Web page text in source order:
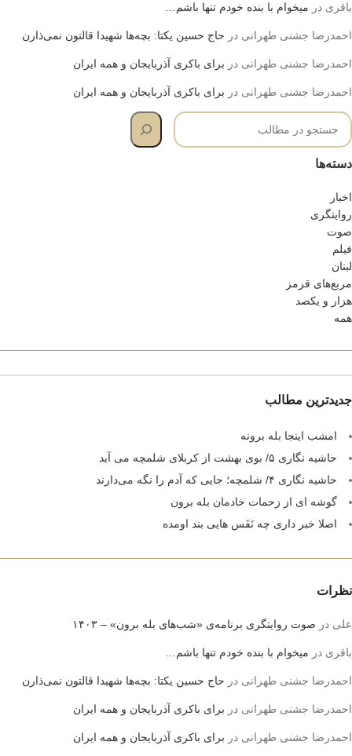
باقری در میخوام با بنده خودم تنها باشم…
احمدرضا جشنی طهرانی در حاج حسین یکتا: بچه‌ها شهیدا قالتون نمی‌ذارن
احمدرضا جشنی طهرانی در برای باکری آذربایجان و همه ایران
احمدرضا جشنی طهرانی در برای باکری آذربایجان و همه ایران
دسته‌ها
اخبار
روایتگری
صوت
فیلم
لبنان
مربع‌های قرمز
هزار و یکصد
همه
جدیدترین مطالب
امشب اینجا بله برونه
حاشیه نگاری ۵/ بوی بهشت از کربلای شلمچه می آید
حاشیه نگاری ۴/ شلمچه؛ جایی که آدم را نگه می‌دارند
گوشه ای از زحمات خادمان بله برون
اصلا خبر داری چه نَفَس هایی بند اومده
نظرات
علی در صوت روایتگری برنامه‌ی «شب‌های بله برون» – ۱۴۰۳
باقری در میخوام با بنده خودم تنها باشم…
احمدرضا جشنی طهرانی در حاج حسین یکتا: بچه‌ها شهیدا قالتون نمی‌ذارن
احمدرضا جشنی طهرانی در برای باکری آذربایجان و همه ایران
احمدرضا جشنی طهرانی در برای باکری آذربایجان و همه ایران